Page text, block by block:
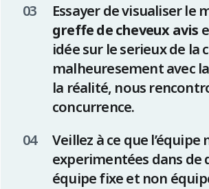
Essayer de visualiser
greffe de cheveux avis
idée sur le serieux de
malheuresement avec
la réalité, nous
concurrence.
Veillez à ce que
experimentées dans de
équipe fixe et non